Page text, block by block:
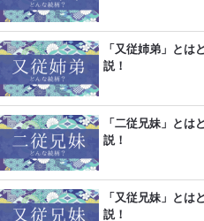
「又従姉弟」とは
説！
「二従兄妹」とは
説！
「又従兄妹」とは
説！